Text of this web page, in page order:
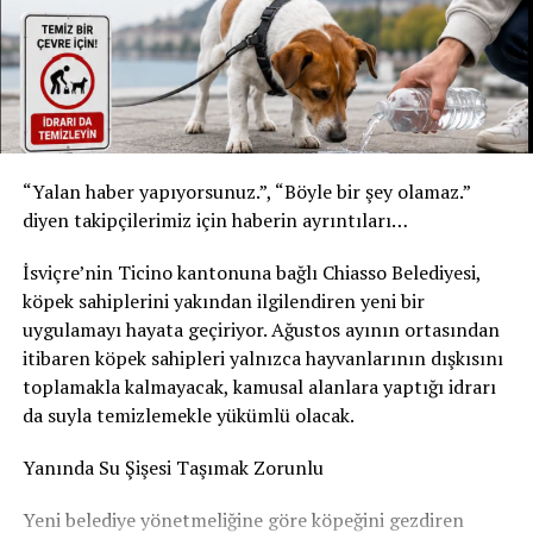
* Son tüketim tarihi: 31 Temmuz 2027
* Kızılay Elma Aromalı Gazlı İçecek
* Şişe: 200 ml
* Son tüketim tarihi: 20 Şubat 2027
ürünlerin geri çağırma kapsamında olduğunu belirtti.
Akar Swiss AG, tüketicilerden belirtilen ürünleri
kesinlikle tüketmemelerini istedi. Geri çağırma
kapsamındaki içecekler, satın alma fişi ibraz edilmeden
satın alındıkları market veya satış noktasına teslim
edilebilecek. Ürün bedeli tüketicilere tam olarak iade
tedbiri olduğunu vurgulayarak, elinde belirtilen
“Yalan haber yapıyorsunuz.”, “Böyle bir şey olamaz.”
diyen takipçilerimiz için haberin ayrıntıları…
İsviçre’nin Ticino kantonuna bağlı Chiasso Belediyesi,
köpek sahiplerini yakından ilgilendiren yeni bir
uygulamayı hayata geçiriyor. Ağustos ayının ortasından
itibaren köpek sahipleri yalnızca hayvanlarının dışkısını
toplamakla kalmayacak, kamusal alanlara yaptığı idrarı
da suyla temizlemekle yükümlü olacak.
Yanında Su Şişesi Taşımak Zorunlu
Yeni belediye yönetmeliğine göre köpeğini gezdiren